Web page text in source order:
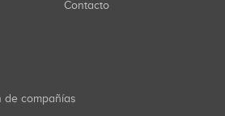
Contacto
de compañías